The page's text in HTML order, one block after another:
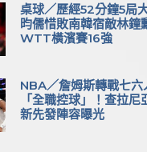
桌球／歷經52分鐘5局
昀儒惜敗南韓宿敵林鐘
WTT橫濱賽16強
NBA／詹姆斯轉戰七六
「全職控球」！查拉尼
新先發陣容曝光